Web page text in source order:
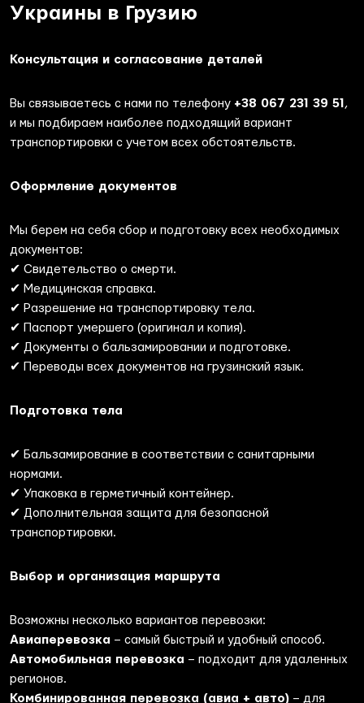
Украины в Грузию
Консультация и согласование деталей
Вы связываетесь с нами по телефону +38 067 231 39 51 ,
и мы подбираем наиболее подходящий вариант
транспортировки с учетом всех обстоятельств.
Оформление документов
Мы берем на себя сбор и подготовку всех необходимых
документов:
✔ Свидетельство о смерти.
✔ Медицинская справка.
✔ Разрешение на транспортировку тела.
✔ Паспорт умершего (оригинал и копия).
✔ Документы о бальзамировании и подготовке.
✔ Переводы всех документов на грузинский язык.
Подготовка тела
✔ Бальзамирование в соответствии с санитарными
нормами.
✔ Упаковка в герметичный контейнер.
✔ Дополнительная защита для безопасной
транспортировки.
Выбор и организация маршрута
Возможны несколько вариантов перевозки:
Авиаперевозка – самый быстрый и удобный способ.
Автомобильная перевозка – подходит для удаленных
регионов.
Комбинированная перевозка (авиа + авто) – для